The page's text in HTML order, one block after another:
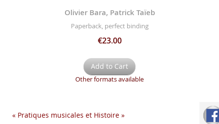
Olivier Bara, Patrick Taïeb
Paperback, perfect binding
€23.00
Add to Cart
Other formats available
« Pratiques musicales et Histoire »